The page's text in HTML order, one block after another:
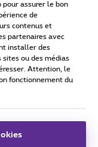
statement
pour assurer le bon
de
contenus et
partenaires avec
installer des
sites ou des médias
Attention, le
fonctionnement du